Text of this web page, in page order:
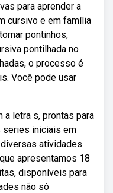
para aprender a
cursivo e em família
pontinhos,
pontilhada no
o processo é
Você pode usar
letra s, prontas para
series iniciais em
atividades
apresentamos 18
disponíveis para
não só